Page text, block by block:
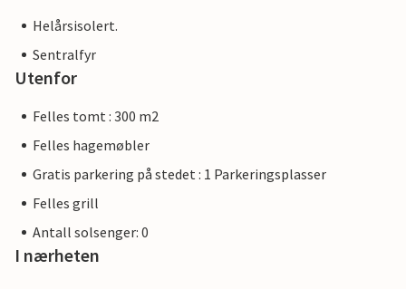
Helårsisolert.
Sentralfyr
Utenfor
Felles tomt : 300 m2
Felles hagemøbler
Gratis parkering på stedet : 1 Parkeringsplasser
Felles grill
Antall solsenger: 0
I nærheten